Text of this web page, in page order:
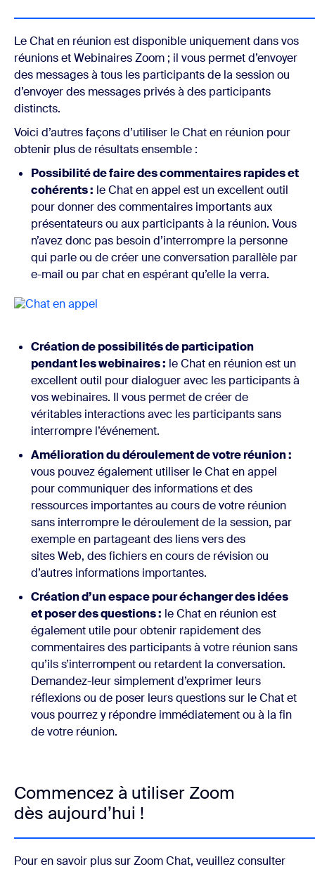
Le Chat en réunion est disponible uniquement dans vos
réunions et Webinaires Zoom ; il vous permet d’envoyer
des messages à tous les participants de la session ou
d’envoyer des messages privés à des participants
distincts.
Voici d’autres façons d’utiliser le Chat en réunion pour
obtenir plus de résultats ensemble :
Possibilité de faire des commentaires rapides et
cohérents : le Chat en appel est un excellent outil
pour donner des commentaires importants aux
présentateurs ou aux participants à la réunion. Vous
n’avez donc pas besoin d’interrompre la personne
qui parle ou de créer une conversation parallèle par
e-mail ou par chat en espérant qu’elle la verra.
Création de possibilités de participation
pendant les webinaires : le Chat en réunion est un
excellent outil pour dialoguer avec les participants à
vos webinaires. Il vous permet de créer de
véritables interactions avec les participants sans
interrompre l’événement.
Amélioration du déroulement de votre réunion :
vous pouvez également utiliser le Chat en appel
pour communiquer des informations et des
ressources importantes au cours de votre réunion
sans interrompre le déroulement de la session, par
exemple en partageant des liens vers des
sites Web, des fichiers en cours de révision ou
d’autres informations importantes.
Création d’un espace pour échanger des idées
et poser des questions : le Chat en réunion est
également utile pour obtenir rapidement des
commentaires des participants à votre réunion sans
qu’ils s’interrompent ou retardent la conversation.
Demandez-leur simplement d’exprimer leurs
réflexions ou de poser leurs questions sur le Chat et
vous pourrez y répondre immédiatement ou à la fin
de votre réunion.
Commencez à utiliser Zoom
dès aujourd’hui !
Pour en savoir plus sur Zoom Chat, veuillez consulter